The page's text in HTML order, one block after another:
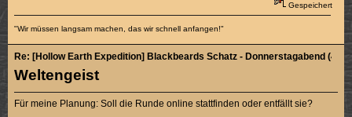
Gespeichert
"Wir müssen langsam machen, das wir schnell anfangen!"
Weltengeist
Re: [Hollow Earth Expedition] Blackbeards Schatz - Donnerstagabend (4/4)
Für meine Planung: Soll die Runde online stattfinden oder entfällt sie?